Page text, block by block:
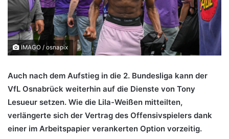
IMAGO / osnapix
Auch nach dem Aufstieg in die 2. Bundesliga kann der
VfL Osnabrück weiterhin auf die Dienste von Tony
Lesueur setzen. Wie die Lila-Weißen mitteilten,
verlängerte sich der Vertrag des Offensivspielers dank
einer im Arbeitspapier verankerten Option vorzeitig.